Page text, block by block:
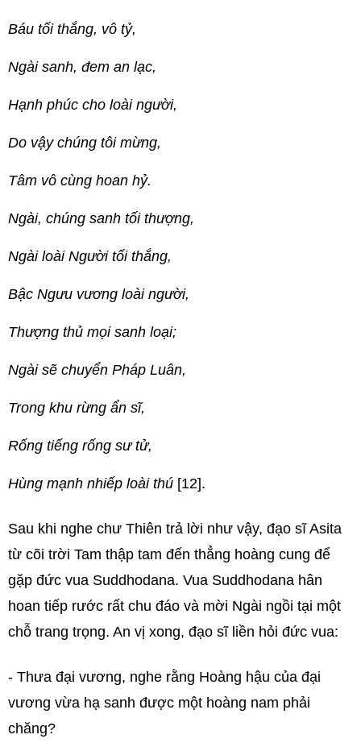
Báu tối thắng, vô tỷ,
Ngài sanh, đem an lạc,
Hạnh phúc cho loài người,
Do vậy chúng tôi mừng,
Tâm vô cùng hoan hỷ.
Ngài, chúng sanh tối thượng,
Ngài loài Người tối thắng,
Bậc Ngưu vương loài người,
Thượng thủ mọi sanh loại;
Ngài sẽ chuyển Pháp Luân,
Trong khu rừng ẩn sĩ,
Rống tiếng rống sư tử,
Hùng mạnh nhiếp loài thú [12].
Sau khi nghe chư Thiên trả lời như vậy, đạo sĩ Asita
từ cõi trời Tam thập tam đến thẳng hoàng cung để
gặp đức vua Suddhodana. Vua Suddhodana hân
hoan tiếp rước rất chu đáo và mời Ngài ngồi tại một
chỗ trang trọng. An vị xong, đạo sĩ liền hỏi đức vua:
- Thưa đại vương, nghe rằng Hoàng hậu của đại
vương vừa hạ sanh được một hoàng nam phải
chăng?